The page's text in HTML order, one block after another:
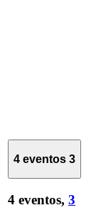
4 eventos 3
4 eventos, 3